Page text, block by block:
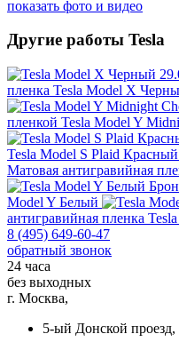
показать фото и видео
Другие работы Tesla
пленка Tesla Model X
пленкой Tesla Model Y
Tesla Model S Plaid Красный
Матовая антигравийная
Model Y Белый
антигравийная пленка
8 (495) 649-60-47
обратный звонок
24 часа
без выходных
г. Москва,
5-ый Донской